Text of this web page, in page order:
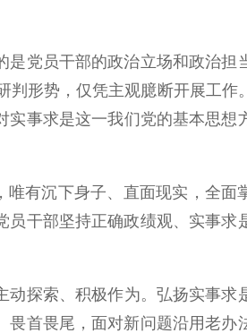
党员干部的政治立场和政治担
判形势，仅凭主观臆断开展工作
实事求是这一我们党的基本思想
有沉下身子、直面现实，全面
干部坚持正确政绩观、实事求
探索、积极作为。弘扬实事求
畏首畏尾，面对新问题沿用老办